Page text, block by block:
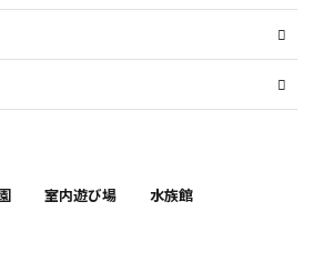
室内遊び場 水族館